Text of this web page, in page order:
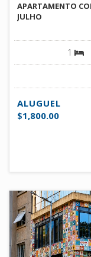
APARTAMENTO
JULHO
1
ALUGUEL
$1,800.00